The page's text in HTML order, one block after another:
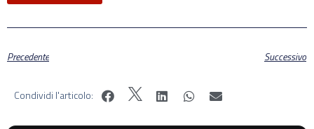
Precedente Successivo
Condividi l'articolo: